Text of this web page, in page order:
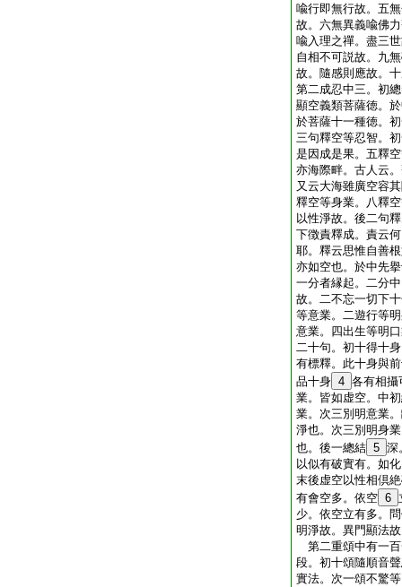
喩行即無行故。五
故。六無異義喩佛
喩入理之禪。盡三
自相不可説故。九
故。隨感則應故。
第二成忍中三。初
顯空義類菩薩徳。
於菩薩十一種徳。
三句釋空等忍智。
是因成是果。五釋
亦海際畔。古人云
又云大海雖廣空容
釋空等身業。八釋
以性淨故。後二句
下徴責釋成。責云
耶。釋云思惟自善
亦如空也。於中先
一分者縁起。二分
故。二不忘一切下
等意業。二遊行等
意業。四出生等明
二十句。初十得十
有標釋。此十身與
品十身 4 各有相攝
業。皆如虚空。中
業。次三別明意業
淨也。次三別明身
也。後一總結 5 深
以似有破實有。如
末後虚空以性相倶
有會空多。依空 6
少。依空立有多。
明淨故。異門顯法
第二重頌中有一
段。初十頌隨順音
實法。次一頌不驚